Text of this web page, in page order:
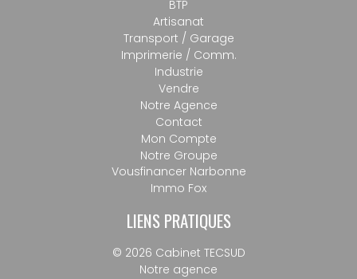
BTP
Artisanat
Transport / Garage
Imprimerie / Comm.
Industrie
Vendre
Notre Agence
Contact
Mon Compte
Notre Groupe
Vousfinancer Narbonne
Immo Fox
LIENS PRATIQUES
© 2026 Cabinet TECSUD
Notre agence